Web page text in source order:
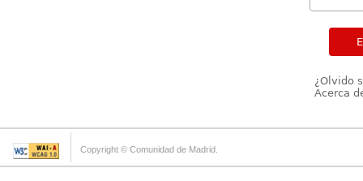
¿Olvido
Acerca
Copyright © Comunidad de Madrid.